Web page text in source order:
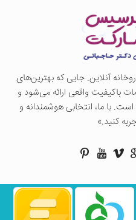
آنلاین. جایی که بهترین‌های
باکیفیت واقعی ارائه می‌شود و
با ما، انتخابی هوشمندانه و
کنید.»